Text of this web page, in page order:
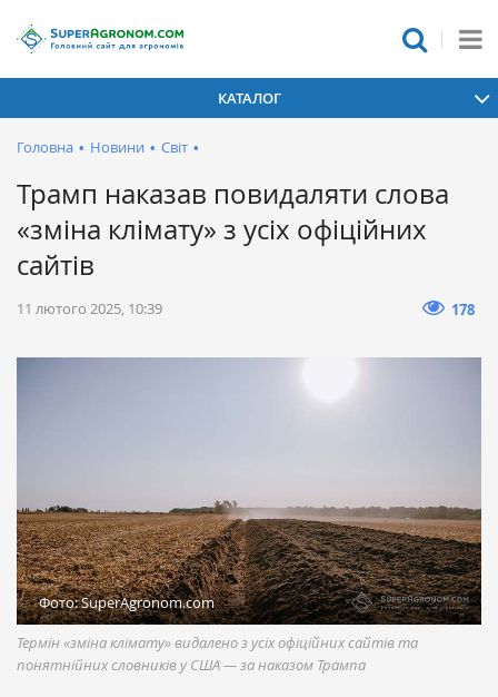
КАТАЛОГ
Головна • Новини • Світ •
Трамп наказав повидаляти слова
«зміна клімату» з усіх офіційних
сайтів
11 лютого 2025, 10:39 178
Фото: SuperAgronom.com
Термін «зміна клімату» видалено з усіх офіційних сайтів та
понятнійних словників у США — за наказом Трампа